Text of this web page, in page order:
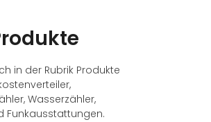
in der Rubrik Produkte
Wasserzähler,
Funkausstattungen.